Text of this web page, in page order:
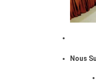
Nous